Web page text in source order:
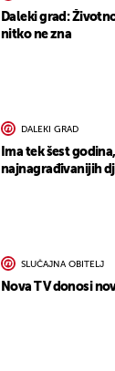
Daleki grad:
nitko ne zna
DALEKI GRAD
Ima tek šest
najnagrađivanijih
SLUČAJNA OBITELJ
Nova TV donosi